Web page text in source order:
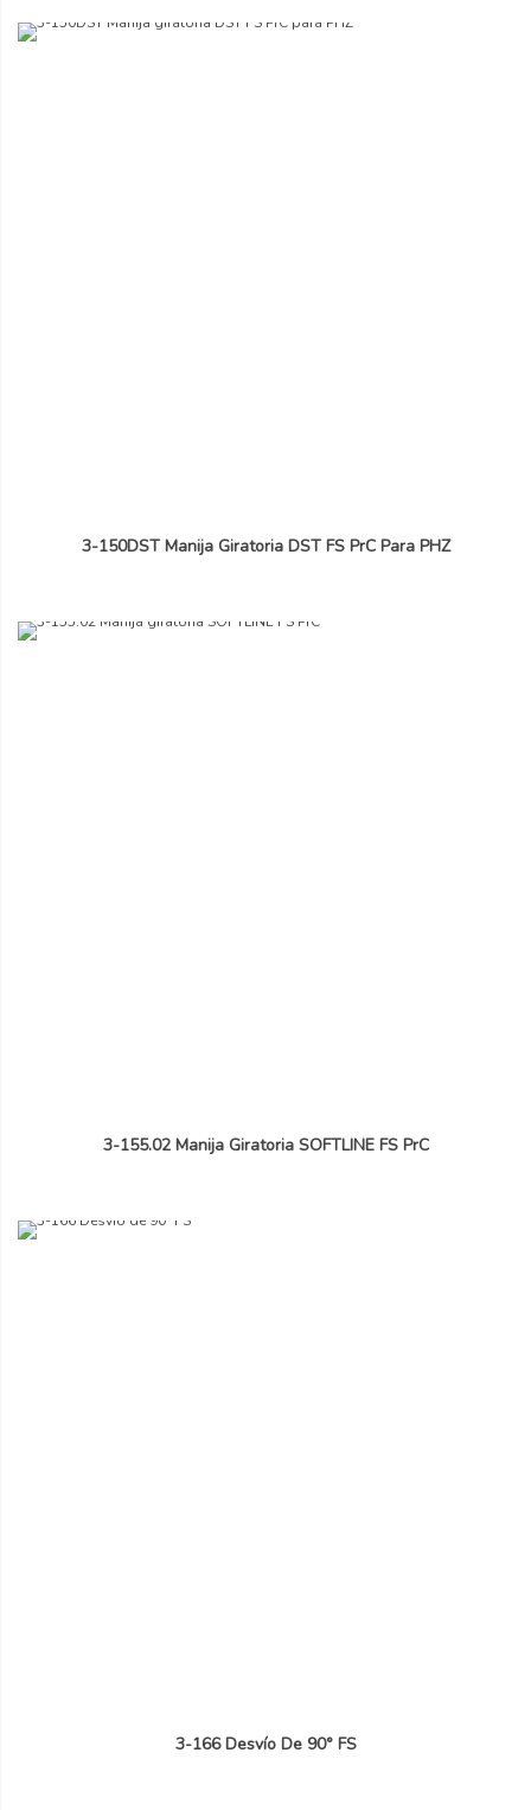
3-150DST Manija Giratoria DST FS PrC Para PHZ
3-155.02 Manija Giratoria SOFTLINE FS PrC
3-166 Desvío De 90° FS